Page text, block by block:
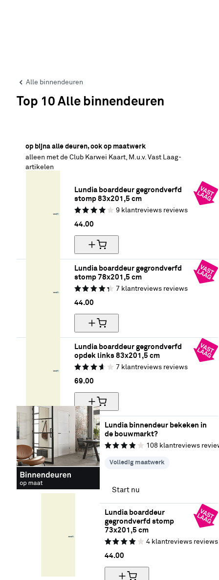
Alle binnendeuren
Top 10 Alle binnendeuren
op bijna alle deuren, ook op maatwerk
alleen met de Club Karwei Kaart, M.u.v. Vast Laag-
artikelen
Lundia boarddeur gegrondverfd
stomp 83x201,5 cm
9 klantreviews reviews
44.00
Lundia boarddeur gegrondverfd
stomp 78x201,5 cm
7 klantreviews reviews
44.00
Lundia boarddeur gegrondverfd
opdek links 83x201,5 cm
7 klantreviews reviews
69.00
Lundia binnendeur bekeken in
de bouwmarkt?
108 klantreviews
Volledig maatwerk
Start nu
Lundia boarddeur
gegrondverfd stomp
73x201,5 cm
4 klantreviews reviews
44.00